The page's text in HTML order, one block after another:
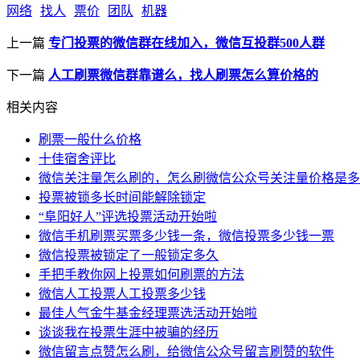
网络 找人 票价 团队 机器
上一篇 专门投票的微信群在线加入，微信互投群500人群
下一篇 人工刷票微信群靠谱么，找人刷票怎么算价格的
相关内容
刷票一般什么价格
十佳宿舍评比
微信关注量怎么刷的，怎么刷微信公众号关注量价格是
投票被锁多长时间能解除锁定
“阜阳好人”评选投票活动开始啦
微信手机刷票买票多少钱一条，微信投票多少钱一票
微信投票被锁定了一般锁定多久
手把手教你网上投票如何刷票的方法
微信人工投票人工投票多少钱
最佳人气金牛基金经理票选活动开始啦
谈谈我在投票生涯中被骗的经历
微信留言点赞怎么刷，给微信公众号留言刷赞的软件